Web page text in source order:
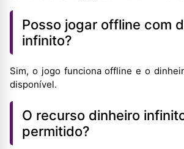
Posso jogar offline com
infinito?
Sim, o jogo funciona offline e o
disponível.
O recurso dinheiro
permitido?